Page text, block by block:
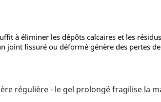
à éliminer les dépôts calcaires et les
joint fissuré ou déformé génère des pertes
régulière - le gel prolongé fragilise la